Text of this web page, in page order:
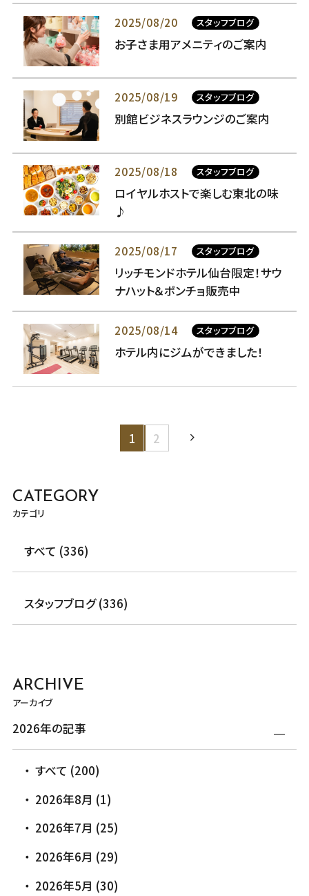
2025/08/20 スタッフブログ
お子さま用アメニティのご案内
2025/08/19 スタッフブログ
別館ビジネスラウンジのご案内
2025/08/18 スタッフブログ
ロイヤルホストで楽しむ東北の味
♪
2025/08/17 スタッフブログ
リッチモンドホテル仙台限定！サウ
ナハット＆ポンチョ販売中
2025/08/14 スタッフブログ
ホテル内にジムができました！
1 2
CATEGORY
カテゴリ
すべて (336)
スタッフブログ (336)
ARCHIVE
アーカイブ
2026年の記事
すべて (200)
2026年8月 (1)
2026年7月 (25)
2026年6月 (29)
2026年5月 (30)